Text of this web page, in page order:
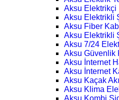
Aksu Elektrikçi
Aksu Elektrikli
Aksu Fiber
Aksu Elektrikli
Aksu 7/24
Aksu Güvenlik
Aksu İnternet
Aksu İnternet
Aksu Kaçak
Aksu Klima
Aksu Kombi